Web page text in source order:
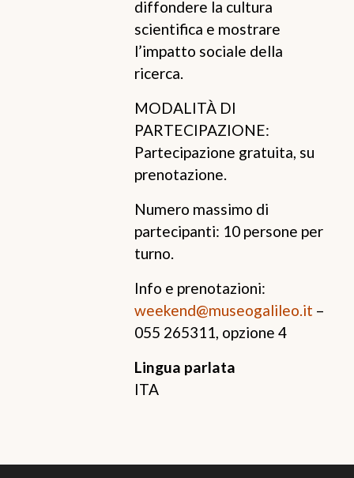
diffondere la cultura
scientifica e mostrare
l’impatto sociale della
ricerca.
MODALITÀ DI
PARTECIPAZIONE:
Partecipazione gratuita, su
prenotazione.
Numero massimo di
partecipanti: 10 persone per
turno.
Info e prenotazioni:
weekend@museogalileo.it –
055 265311, opzione 4
Lingua parlata
ITA